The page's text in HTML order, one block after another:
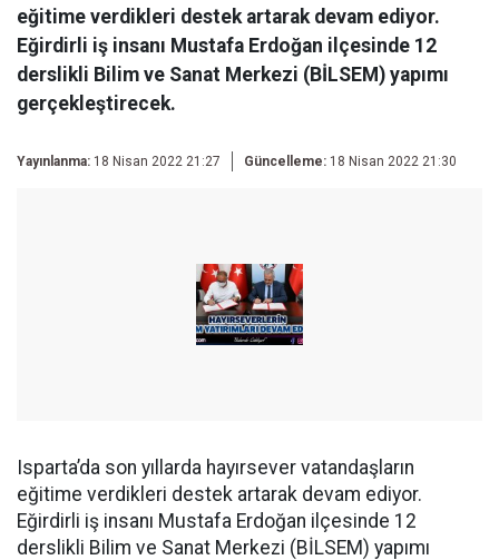
eğitime verdikleri destek artarak devam ediyor.
Eğirdirli iş insanı Mustafa Erdoğan ilçesinde 12
derslikli Bilim ve Sanat Merkezi (BİLSEM) yapımı
gerçekleştirecek.
Yayınlanma: 18 Nisan 2022 21:27 Güncelleme: 18 Nisan 2022 21:30
Isparta’da son yıllarda hayırsever vatandaşların
eğitime verdikleri destek artarak devam ediyor.
Eğirdirli iş insanı Mustafa Erdoğan ilçesinde 12
derslikli Bilim ve Sanat Merkezi (BİLSEM) yapımı